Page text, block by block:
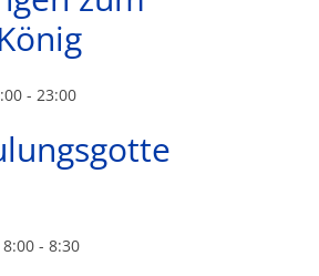
- 23:00
- 8:30